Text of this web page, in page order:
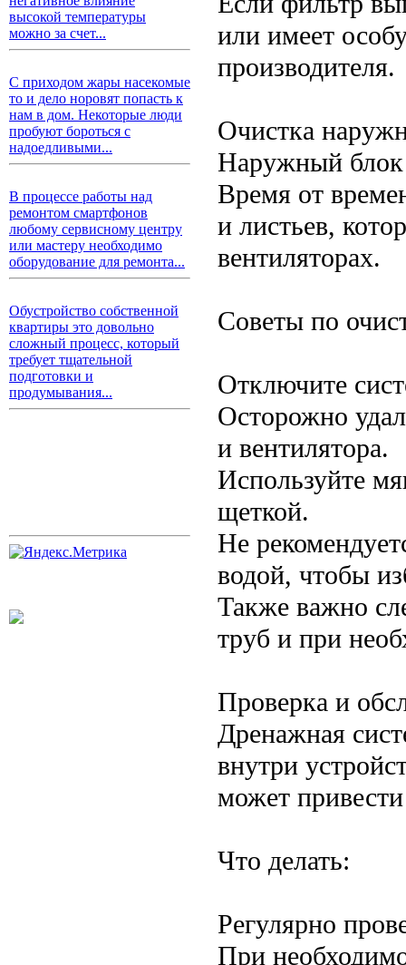
высокой температуры
можно за счет...
С приходом жары насекомые
то и дело норовят попасть к
нам в дом. Некоторые люди
пробуют бороться с
надоедливыми...
В процессе работы над
ремонтом смартфонов
любому сервисному центру
или мастеру необходимо
оборудование для ремонта...
Обустройство собственной
квартиры это довольно
сложный процесс, который
требует тщательной
подготовки и
продумывания...
или имеет
производителя.
Очистка
Наружный блок
Время от
и листьев,
вентиляторах.
Советы по
Отключите
Осторожно
и вентилятора.
Используйте
щеткой.
Не
водой, чтобы
Также важно
труб и при
Проверка и
Дренажная
внутри
может
Что делать:
Регулярно
При